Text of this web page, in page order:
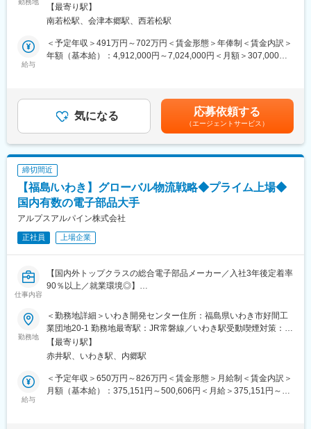
・顧客との折衝（納期・仕様に関する調整）
製造全体を俯瞰し、生産計画・納期管理などを担う重要職
・生産設備の管理およびメンテナンス
■配属先情報
いわき工場：80名
研修制度・スキルアップ支援
新工場稼働予定のためキャリアチャンス多数
各種手当・社会保険完備
■会社・求人の魅力：
・当社は創業80年の長い歴史を持ち、金型設計から金属加工、メ
ズにも十分応えうる体制を築いております。
・主要顧客はキヤノン・京セラ・クラリオン・日産自動車一次受
・「お祝い金制度」が充実しており、入社祝い金や結婚・出産祝
い金に加え、お子様の入学祝い金が大学院入学まで都度支給され
ます。
変更の範囲：会社の定める業務
■業務内容：
◇歩留まり向上および品質向上
◇コスト削減およびサイクルタイム短縮のためのプロセス改善
◇安定生産のためのプロセスロバスト性向上
◇装置保守コスト改善
生産能力拡張、新技術開発、ライン歩留まり向上など、様々なプ
てステークホルダーへの提案を行います。
■当社の魅力：
パワー半導体とセンシング技術に強みを持ち、標準コンポーネン
トからSoCまで、カスタム、パワーマネジメント、信号管理、ロ
を持っている、外資系半導体メーカーです。アプリケーションの
動車向けにおいては、売上の27％を占めており、当社の得意分野
となっております。
変更の範囲：会社の定める業務
勤務地
煙変更の範囲：会社の定める事業所
【最寄り駅】
南若松駅、会津本郷駅、西若松駅
給与
＜予定年収＞491万円～702万円＜賃金形態＞年俸制＜賃金内訳＞
年額（基本給）：4,912,000円～7,024,000円＜月額＞307,000円
働給や業績に応じたインセンティブは別途支給。賃金はあくまで
も目安の金額であり、選考を通じて上下する可能性があります。
月給(月額)は固定手当を含めた表記です。
気になる 応募依頼する
（エージェントサービス）
締切間近
【福島/いわき】グローバル物流戦略◆プライム上場◆
国内有数の電子部品大手
アルプスアルパイン株式会社
正社員 上場企業
仕事内容
【国内外トップクラスの総合電子部品メーカー／入社3年後定着率
90％以上／就業環境◎】
■業務内容：
・最適かつ強靭なサプライチェーン構築に向けたグローバルな物
流戦略の企画を担当いただきます。
・船社／フォワーダーからの最適サービスを引き出し、グローバ
ル海上／航空運賃の入札対応を担当いただきます。
■組織ミッション：
勤務地
＜勤務地詳細＞いわき開発センター住所：福島県いわき市好間工
業団地20-1 勤務地最寄駅：JR常磐線／いわき駅受動喫煙対策：屋
内全面禁煙変更の範囲：会社の定める事業所（リモートワーク含
む）
【最寄り駅】
赤井駅、いわき駅、内郷駅
給与
＜予定年収＞650万円～826万円＜賃金形態＞月給制＜賃金内訳＞
月額（基本給）：375,151円～500,606円＜月給＞375,151円～